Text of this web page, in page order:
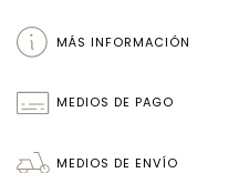
MÁS INFORMACIÓN
MEDIOS DE PAGO
MEDIOS DE ENVÍO